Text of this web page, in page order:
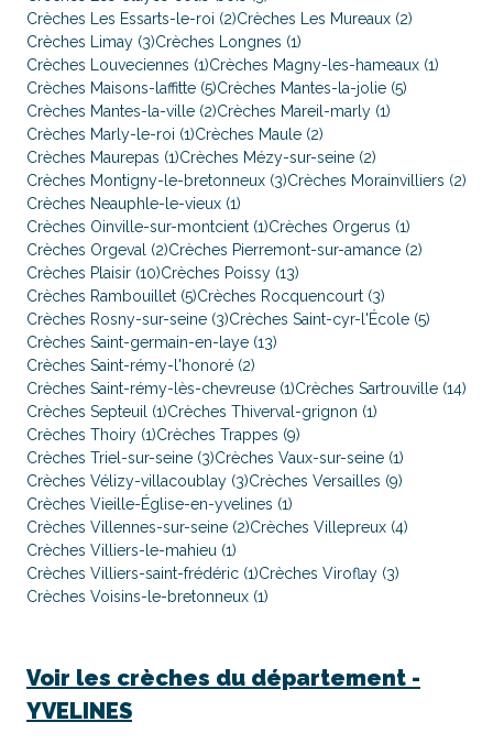
Crèches Les Essarts-le-roi (2)Crèches Les Mureaux (2)
Crèches Limay (3)Crèches Longnes (1)
Crèches Louveciennes (1)Crèches Magny-les-hameaux (1)
Crèches Maisons-laffitte (5)Crèches Mantes-la-jolie (5)
Crèches Mantes-la-ville (2)Crèches Mareil-marly (1)
Crèches Marly-le-roi (1)Crèches Maule (2)
Crèches Maurepas (1)Crèches Mézy-sur-seine (2)
Crèches Montigny-le-bretonneux (3)Crèches Morainvilliers (2)
Crèches Neauphle-le-vieux (1)
Crèches Oinville-sur-montcient (1)Crèches Orgerus (1)
Crèches Orgeval (2)Crèches Pierremont-sur-amance (2)
Crèches Plaisir (10)Crèches Poissy (13)
Crèches Rambouillet (5)Crèches Rocquencourt (3)
Crèches Rosny-sur-seine (3)Crèches Saint-cyr-l'École (5)
Crèches Saint-germain-en-laye (13)
Crèches Saint-rémy-l'honoré (2)
Crèches Saint-rémy-lès-chevreuse (1)Crèches Sartrouville (14)
Crèches Septeuil (1)Crèches Thiverval-grignon (1)
Crèches Thoiry (1)Crèches Trappes (9)
Crèches Triel-sur-seine (3)Crèches Vaux-sur-seine (1)
Crèches Vélizy-villacoublay (3)Crèches Versailles (9)
Crèches Vieille-Église-en-yvelines (1)
Crèches Villennes-sur-seine (2)Crèches Villepreux (4)
Crèches Villiers-le-mahieu (1)
Crèches Villiers-saint-frédéric (1)Crèches Viroflay (3)
Crèches Voisins-le-bretonneux (1)
Voir les crèches du département -
YVELINES